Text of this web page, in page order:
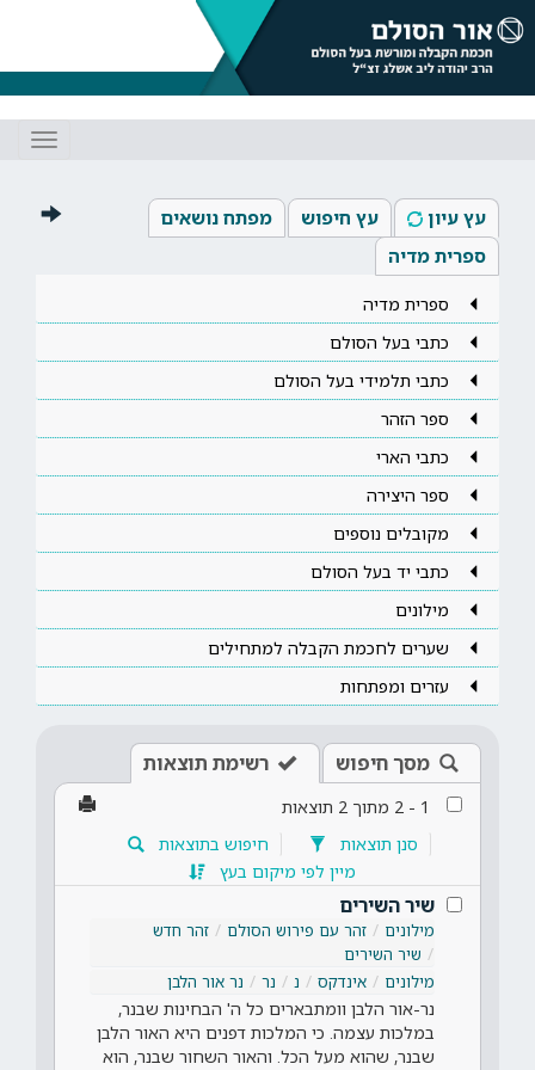
עץ עיון עץ חיפוש
מפתח נושאים
ספרית מדיה
ספרית מדיה
כתבי בעל הסולם
כתבי תלמידי בעל הסולם
ספר הזהר
כתבי הארי
ספר היצירה
מקובלים נוספים
כתבי יד בעל הסולם
מילונים
שערים לחכמת הקבלה למתחילים
עזרים ומפתחות
מסך חיפוש רשימת תוצאות
1
-
2 מתוך 2 תוצאות
סנן תוצאות
חיפוש בתוצאות
מיין לפי מיקום בעץ
שיר השירים
מילונים זהר עם פירוש הסולם
זהר חדש
שיר השירים
מילונים
אינדקס נ נר נר אור הלבן
נר-אור הלבן וומתבארים כל ה' הבחינות שבנר,
במלכות עצמה. כי המלכות דפנים היא האור הלבן
שבנר, שהוא מעל הכל. והאור השחור שבנר, הוא